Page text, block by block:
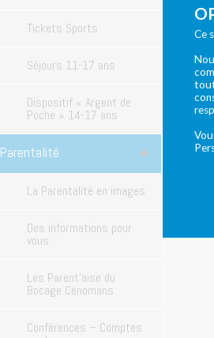
Tickets Sports
Séjours 11-17 ans
Dispositif « Argent de
Poche » 14-17 ans
Parentalité
La Parentalité en images
Des informations pour
vous
Les Parent’aise du
Bocage Cénomans
Conférences – Comptes
Ce